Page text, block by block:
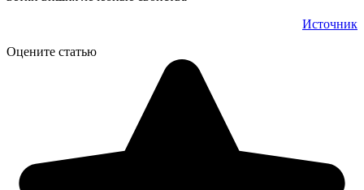
Источник
Оцените статью